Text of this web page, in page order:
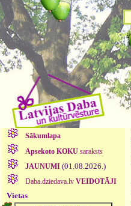
Sākumlapa
Apsekoto KOKUsaraksts
JAUNUMI (01.08.2026.)
Daba.dziedava.lv VEIDOTĀJI
Vietas